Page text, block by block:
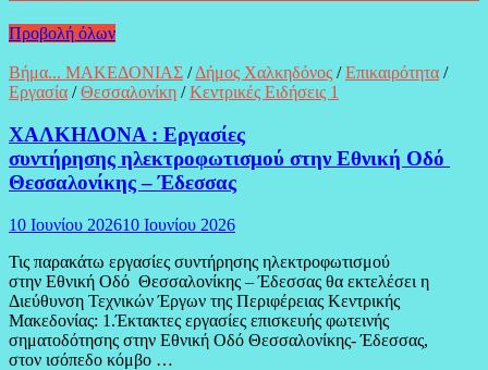
Προβολή όλων
Βήμα... ΜΑΚΕΔΟΝΙΑΣ /Δήμος Χαλκηδόνος /Επικαιρότητα /
Εργασία /Θεσσαλονίκη /Κεντρικές Ειδήσεις 1
ΧΑΛΚΗΔΟΝΑ : Εργασίες
συντήρησης ηλεκτροφωτισμού στην Εθνική Οδό
Θεσσαλονίκης – Έδεσσας
10 Ιουνίου 202610 Ιουνίου 2026
Τις παρακάτω εργασίες συντήρησης ηλεκτροφωτισμού
στην Εθνική Οδό Θεσσαλονίκης – Έδεσσας θα εκτελέσει η
Διεύθυνση Τεχνικών Έργων της Περιφέρειας Κεντρικής
Μακεδονίας: 1.Έκτακτες εργασίες επισκευής φωτεινής
σηματοδότησης στην Εθνική Οδό Θεσσαλονίκης- Έδεσσας,
στον ισόπεδο κόμβο …